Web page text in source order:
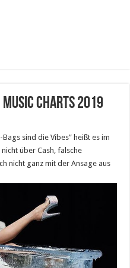
music charts 2019
sind die Vibes” heißt es im
über Cash, falsche
nicht ganz mit der Ansage aus